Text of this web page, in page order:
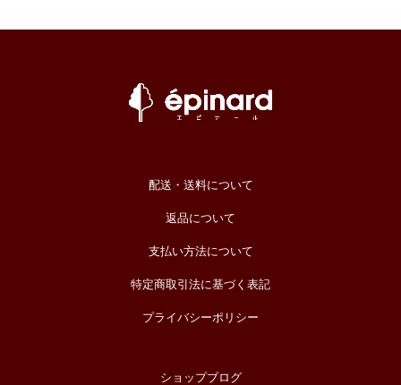
配送・送料について
返品について
支払い方法について
特定商取引法に基づく表記
プライバシーポリシー
ショップブログ